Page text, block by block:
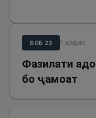
БОБ 23 1 ҳадис
Фазилати
бо ҷамоат